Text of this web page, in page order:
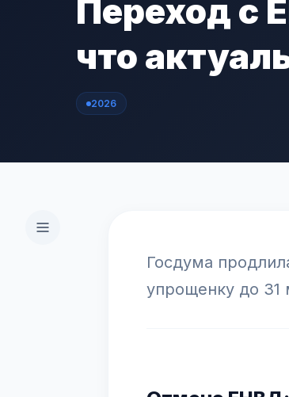
Переход с
что
2026
Госдума
упрощенку до 31